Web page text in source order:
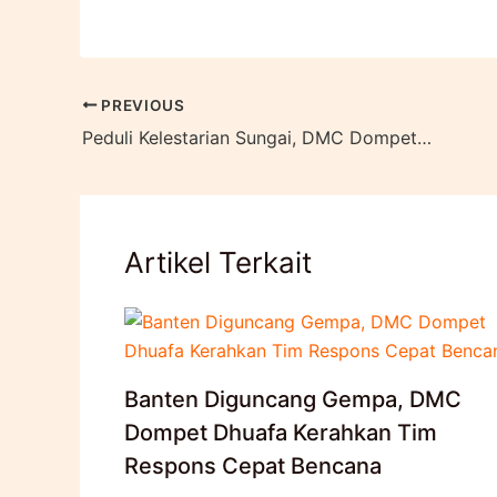
PREVIOUS
Peduli Kelestarian Sungai, DMC Dompet Dhuafa Resmikan Pangkalan Sungai Ciliwung
Artikel Terkait
Banten Diguncang Gempa, DMC
Dompet Dhuafa Kerahkan Tim
Respons Cepat Bencana